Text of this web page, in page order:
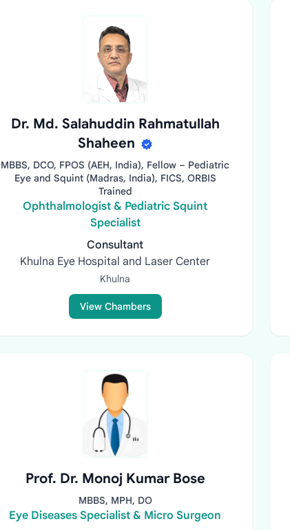
Dr. Md. Salahuddin Rahmatullah
Shaheen
MBBS, DCO, FPOS (AEH, India), Fellow – Pediatric
Eye and Squint (Madras, India), FICS, ORBIS
Trained
Ophthalmologist & Pediatric Squint
Specialist
Consultant
Khulna Eye Hospital and Laser Center
Khulna
View Chambers
Prof. Dr. Monoj Kumar Bose
MBBS, MPH, DO
Eye Diseases Specialist & Micro Surgeon